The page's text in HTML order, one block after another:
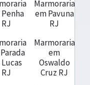
RJ
Marmoraria
em Pavuna
RJ
RJ
Marmoraria
em
Oswaldo
Cruz RJ